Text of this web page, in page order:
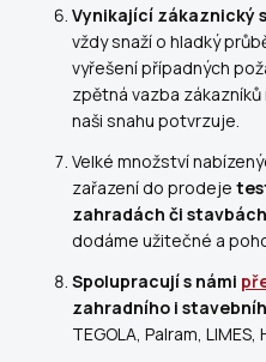
Vynikající zákaznický
vždy snaží o hladký
vyřešení případných
zpětná vazba
naši snahu potvrzuje.
Velké množství
zařazení do prodeje
zahradách či stavbách
dodáme užitečné a
Spolupracují s námi
zahradního i
TEGOLA, Palram, LIMES,